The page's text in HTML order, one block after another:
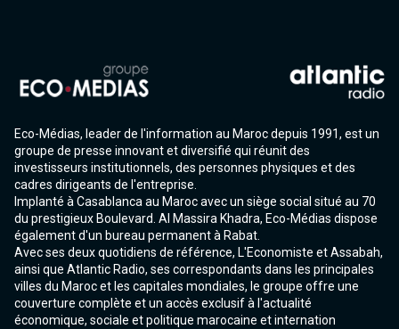
Eco-Médias, leader de l'information au Maroc depuis 1991, est un
groupe de presse innovant et diversifié qui réunit des
investisseurs institutionnels, des personnes physiques et des
cadres dirigeants de l'entreprise.
Implanté à Casablanca au Maroc avec un siège social situé au 70
du prestigieux Boulevard. Al Massira Khadra, Eco-Médias dispose
également d'un bureau permanent à Rabat.
Avec ses deux quotidiens de référence, L'Economiste et Assabah,
ainsi que Atlantic Radio, ses correspondants dans les principales
villes du Maroc et les capitales mondiales, le groupe offre une
couverture complète et un accès exclusif à l'actualité
économique, sociale et politique marocaine et internation